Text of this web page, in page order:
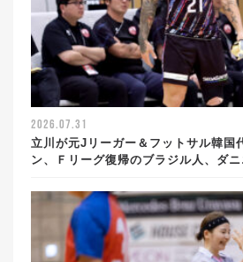
2026.07.31
立川が元Jリーガー＆フットサル韓国
ン、Ｆリーグ復帰のブラジル人、ダ